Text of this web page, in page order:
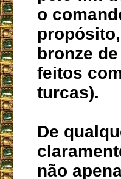
o
bronze
feitos
turcas).
De
não